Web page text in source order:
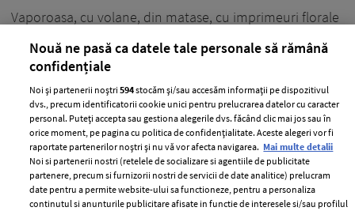
Vaporoasa, cu volane, din matase, cu imprimeuri florale
achizitioneaza-ti o rochie romantica, urmand exemplele
propuse.
+ MAI MULTE
Nouă ne pasă ca datele tale personale să rămână
confidențiale
Noi și partenerii noștri594stocăm și/sau accesăm informații pe dispozitivul
dvs., precum identificatorii cookie unici pentru prelucrarea datelor cu caracter
personal. Puteți accepta sau gestiona alegerile dvs. făcând clic mai jos sau în
orice moment, pe pagina cu politica de confidențialitate. Aceste alegeri vor fi
raportate partenerilor noștri și nu vă vor afecta navigarea. Mai multe detalii
Noi si partenerii nostri (retelele de socializare si agentiile de publicitate
partenere, precum si furnizorii nostri de servicii de date analitice) prelucram
date pentru a permite website-ului sa functioneze, pentru a personaliza
continutul si anunturile publicitare afisate in functie de interesele si/sau profilul